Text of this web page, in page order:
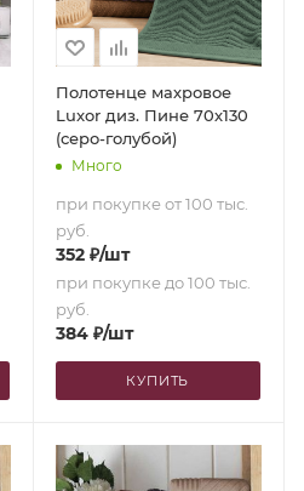
Полотенце махровое
Luxor диз. Пине 70х130
(серо-голубой)
Много
при покупке от 100 тыс.
руб.
352₽/шт
при покупке до 100 тыс.
руб.
384₽/шт
КУПИТЬ